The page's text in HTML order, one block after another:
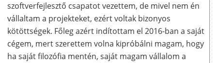
szoftverfejlesztő csapatot vezettem, de mivel nem én
vállaltam a projekteket, ezért voltak bizonyos
kötöttségek. Főleg azért indítottam el 2016-ban a saját
cégem, mert szerettem volna kipróbálni magam, hogy
ha saját filozófia mentén, saját magam vállalom a